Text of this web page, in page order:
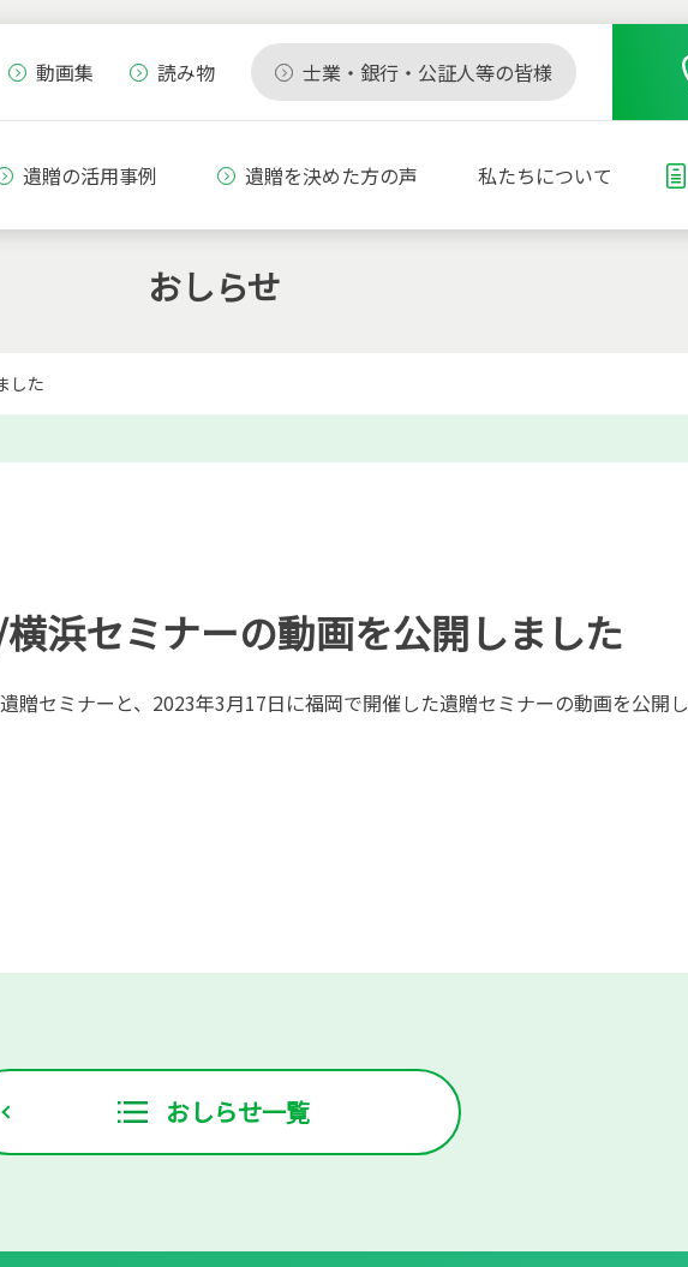
動画集 読み物 士業・銀行・公証人等の皆様
遺贈の活用事例 遺贈を決めた方の声 私たちについて
おしらせ
した
横浜セミナーの動画を公開しました
贈セミナーと、2023年3月17日に福岡で開催した遺贈セミナーの動画を公開し
おしらせ一覧